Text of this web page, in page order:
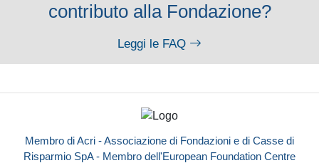
contributo alla Fondazione?
Leggi le FAQ
Membro di Acri - Associazione di Fondazioni e di Casse di
Risparmio SpA - Membro dell'European Foundation Centre